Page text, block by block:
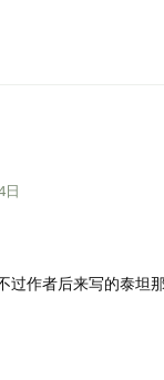
日
过作者后来写的泰坦